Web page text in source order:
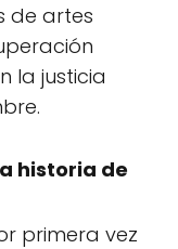
de artes
la justicia
historia de
primera vez